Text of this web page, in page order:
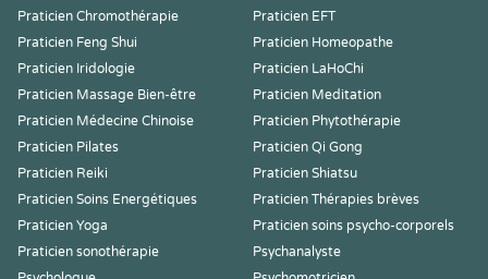
Praticien Chromothérapie
Praticien EFT
Praticien Feng Shui
Praticien Homeopathe
Praticien Iridologie
Praticien LaHoChi
Praticien Massage Bien-être
Praticien Meditation
Praticien Médecine Chinoise
Praticien Phytothérapie
Praticien Pilates
Praticien Qi Gong
Praticien Reiki
Praticien Shiatsu
Praticien Soins Energétiques
Praticien Thérapies brèves
Praticien Yoga
Praticien soins psycho-corporels
Praticien sonothérapie
Psychanalyste